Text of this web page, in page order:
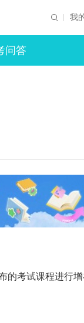
我
问答
的考试课程进行